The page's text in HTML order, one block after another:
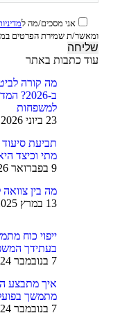
אני מסכים/מה ל
ומאשר/ת שמירת הפרטים
עוד כתבות באתר
מה קורה
ב-
למשפחות
23 ביוני 2026
תביעת
מתי וכיצד
9 בפברואר 2026
מה בין צוואה
13 במרץ 2025
ייפוי כוח
בעתידך
7 בנובמבר 2024
איך מתבצע
מתמשך בפועל
7 בנובמבר 2024